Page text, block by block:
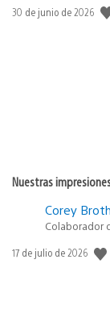
Fecha
30 de junio de 2026
Nuestras
Corey
Colaborador
Fecha
17 de julio de 2026